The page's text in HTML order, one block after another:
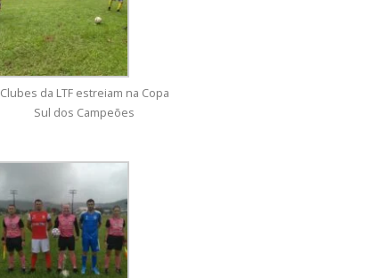
Clubes da LTF estreiam na Copa
Sul dos Campeões